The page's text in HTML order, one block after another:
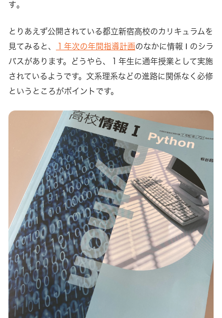
す​​。
とりあえず公開されている都立新宿高校のカリキュラムを
見てみると、
１年次の年間指導計画のなかに情報 I のシラ
バスがあります。どうやら、１年生に通年授業として実施
されているようです。文系理系などの進路に関係なく必修
というところがポイントです。